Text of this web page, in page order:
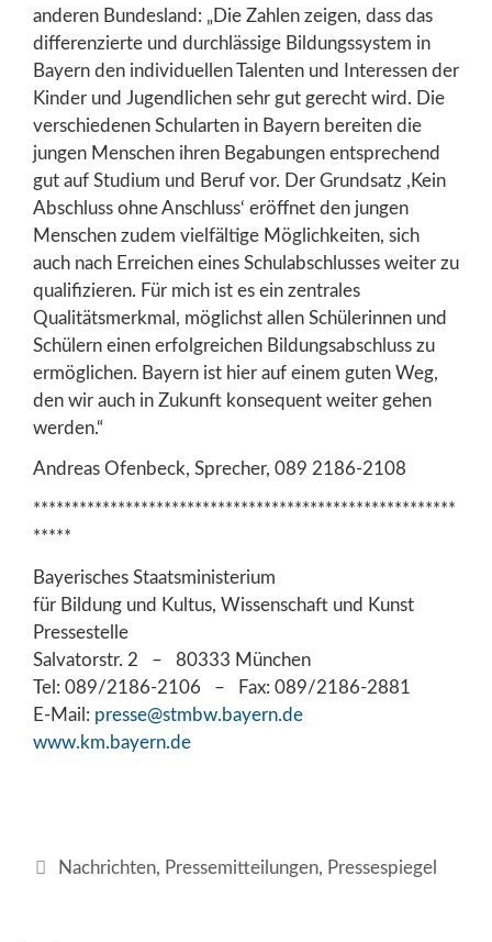
anderen Bundesland: „Die Zahlen zeigen, dass das
differenzierte und durchlässige Bildungssystem in
Bayern den individuellen Talenten und Interessen der
Kinder und Jugendlichen sehr gut gerecht wird. Die
verschiedenen Schularten in Bayern bereiten die
jungen Menschen ihren Begabungen entsprechend
gut auf Studium und Beruf vor. Der Grundsatz ,Kein
Abschluss ohne Anschluss‘ eröffnet den jungen
Menschen zudem vielfältige Möglichkeiten, sich
auch nach Erreichen eines Schulabschlusses weiter zu
qualifizieren. Für mich ist es ein zentrales
Qualitätsmerkmal, möglichst allen Schülerinnen und
Schülern einen erfolgreichen Bildungsabschluss zu
ermöglichen. Bayern ist hier auf einem guten Weg,
den wir auch in Zukunft konsequent weiter gehen
werden.“
Andreas Ofenbeck, Sprecher, 089 2186-2108
*******************************************************
*****
Bayerisches Staatsministerium
für Bildung und Kultus, Wissenschaft und Kunst
Pressestelle
Salvatorstr. 2 – 80333 München
Tel: 089/2186-2106 – Fax: 089/2186-2881
E-Mail: presse@stmbw.bayern.de
www.km.bayern.de
Kategorien
Nachrichten, Pressemitteilungen, Pressespiegel